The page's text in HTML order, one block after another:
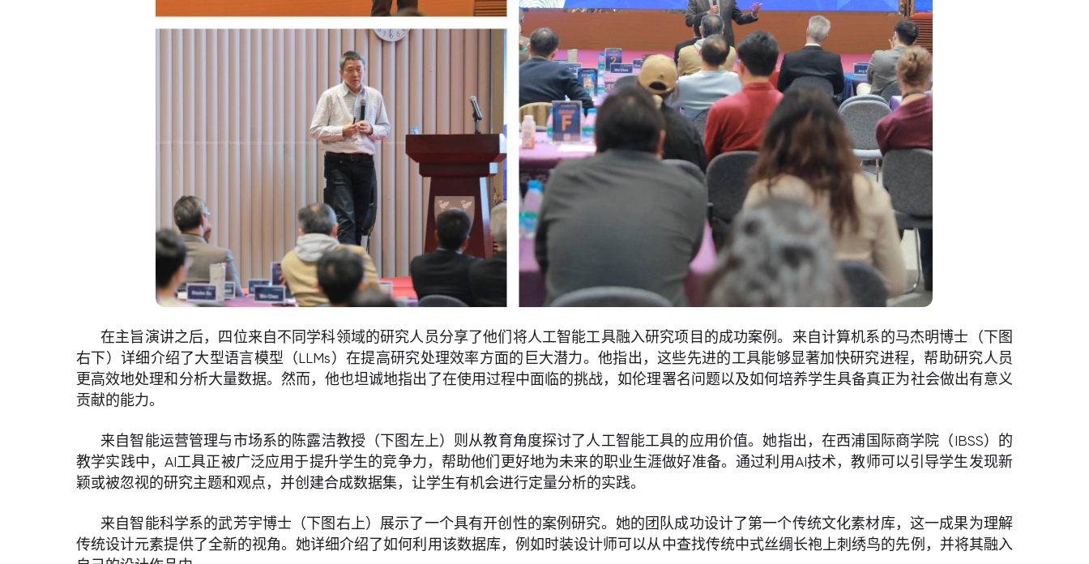
在主旨演讲之后，四位来自不同学科领域的研究人员分享了他们将人工智能工具融入研究项目的成功案例。来自计算机系的马杰明博士（下图
右下）详细介绍了大型语言模型（LLMs）在提高研究处理效率方面的巨大潜力。他指出，这些先进的工具能够显著加快研究进程，帮助研究人员
更高效地处理和分析大量数据。然而，他也坦诚地指出了在使用过程中面临的挑战，如伦理署名问题以及如何培养学生具备真正为社会做出有意义
贡献的能力。
来自智能运营管理与市场系的陈露洁教授（下图左上）则从教育角度探讨了人工智能工具的应用价值。她指出，在西浦国际商学院（IBSS）的
教学实践中，AI工具正被广泛应用于提升学生的竞争力，帮助他们更好地为未来的职业生涯做好准备。通过利用AI技术，教师可以引导学生发现新
颖或被忽视的研究主题和观点，并创建合成数据集，让学生有机会进行定量分析的实践。
来自智能科学系的武芳宇博士（下图右上）展示了一个具有开创性的案例研究。她的团队成功设计了第一个传统文化素材库，这一成果为理解
传统设计元素提供了全新的视角。她详细介绍了如何利用该数据库，例如时装设计师可以从中查找传统中式丝绸长袍上刺绣鸟的先例，并将其融入